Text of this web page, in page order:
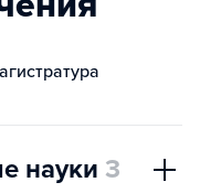
науки 3